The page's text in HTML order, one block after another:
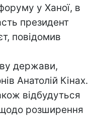
у Ханої, в
президент
повідомив
держави,
Анатолій Кінах.
відбудуться
розширення